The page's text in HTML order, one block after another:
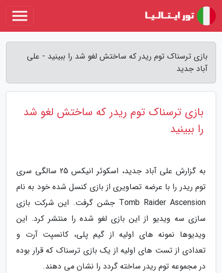
بازی ترسناک توم ریدر که ساختش لغو شد را ببینید - علی
آباد جدید
بازی ترسناک توم ریدر که ساختش لغو شد
را ببینید
به گزارش علی آباد جدید، اسکوئر انیکس 25 سالگی سری
توم ریدر را با عرضه تصاویری از بازی کنسل شده خود به نام
Tomb Raider Ascension جشن گرفت. این شرکت بازی
سازی سه ویدیو از این بازی لغو شده را منتشر کرد. این
ویدیوها نمونه های اولیه از گیم پلی، کانسپت آرت و
تعدادی از تست های اولیه از یک بازی ترسناک که قرار بوده
در مجموعه توم ریدر ساخته گردد را نشان می دهند.